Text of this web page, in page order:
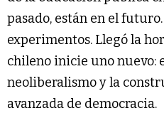
pasado, están en el
experimentos. Llegó la
chileno inicie uno nuevo:
neoliberalismo y la
avanzada de democracia.